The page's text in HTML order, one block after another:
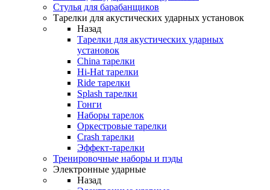
Стулья для барабанщиков
Тарелки для акустических ударных установок
Назад
Тарелки для акустических ударных
установок
China тарелки
Hi-Hat тарелки
Ride тарелки
Splash тарелки
Гонги
Наборы тарелок
Оркестровые тарелки
Сrash тарелки
Эффект-тарелки
Тренировочные наборы и пэды
Электронные ударные
Назад